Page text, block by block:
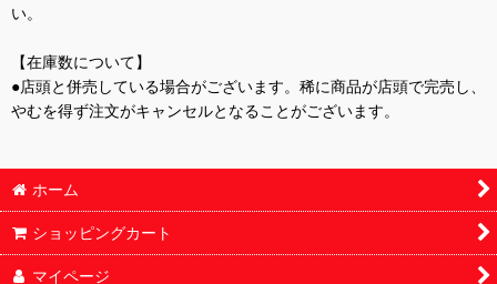
い。
【在庫数について】
●店頭と併売している場合がございます。稀に商品が店頭で完売し、
やむを得ず注文がキャンセルとなることがございます。
ホーム
ショッピングカート
マイページ